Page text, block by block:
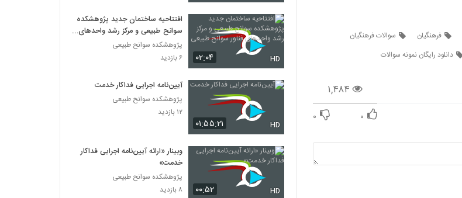
فرهنگیان
سوالات فرهنگیان
دانلود رایگان نمونه سوالات
۱,۴۸۴
۰ ۰
۰۲:۰۴ HD
افتتاحیه ساختمان جدید پژوهشکده
سوانح طبیعی و مرکز رشد واحدهای
فناور سوانح طبیعی
پژوهشکده سوانح طبیعی
۶ بازدید
۰۱:۵۵:۲۱ HD
آیین‌نامه اجرایی فداکار خدمت
پژوهشکده سوانح طبیعی
۱۲ بازدید
۰۰:۵۲ HD
وبینار «ارائه آیین‌نامه اجرایی فداکار
خدمت»
پژوهشکده سوانح طبیعی
۸ بازدید